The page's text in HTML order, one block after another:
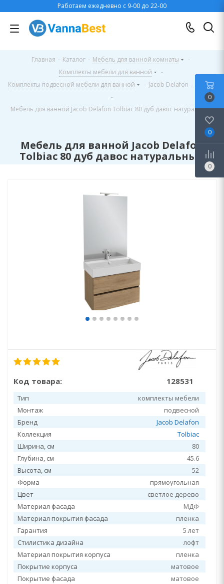
Работаем ежедневно с 9-00 до 22-00
Главная - Каталог - Мебель для ванной комнаты
-
Комплекты мебели для ванной
-
Комплекты подвесной мебели для ванной
- Jacob Delafon -
Tolbiac
-
Мебель для ванной Jacob Delafon Tolbiac 80 дуб давос натуральный
Мебель для ванной Jacob Delafon
Tolbiac 80 дуб давос натуральный
Код товара: 128531
Тип
комплекты мебели
Монтаж
подвесной
Бренд
Jacob Delafon
Коллекция
Tolbiac
Ширина, см
80
Глубина, см
45.6
Высота, см
52
Форма
прямоугольная
Цвет
светлое дерево
Материал фасада
МДФ
Материал покрытия фасада
пленка
Гарантия
5 лет
Стилистика дизайна
лофт
Материал покрытия корпуса
пленка
Покрытие корпуса
матовое
Покрытие фасада
матовое
0
0
0